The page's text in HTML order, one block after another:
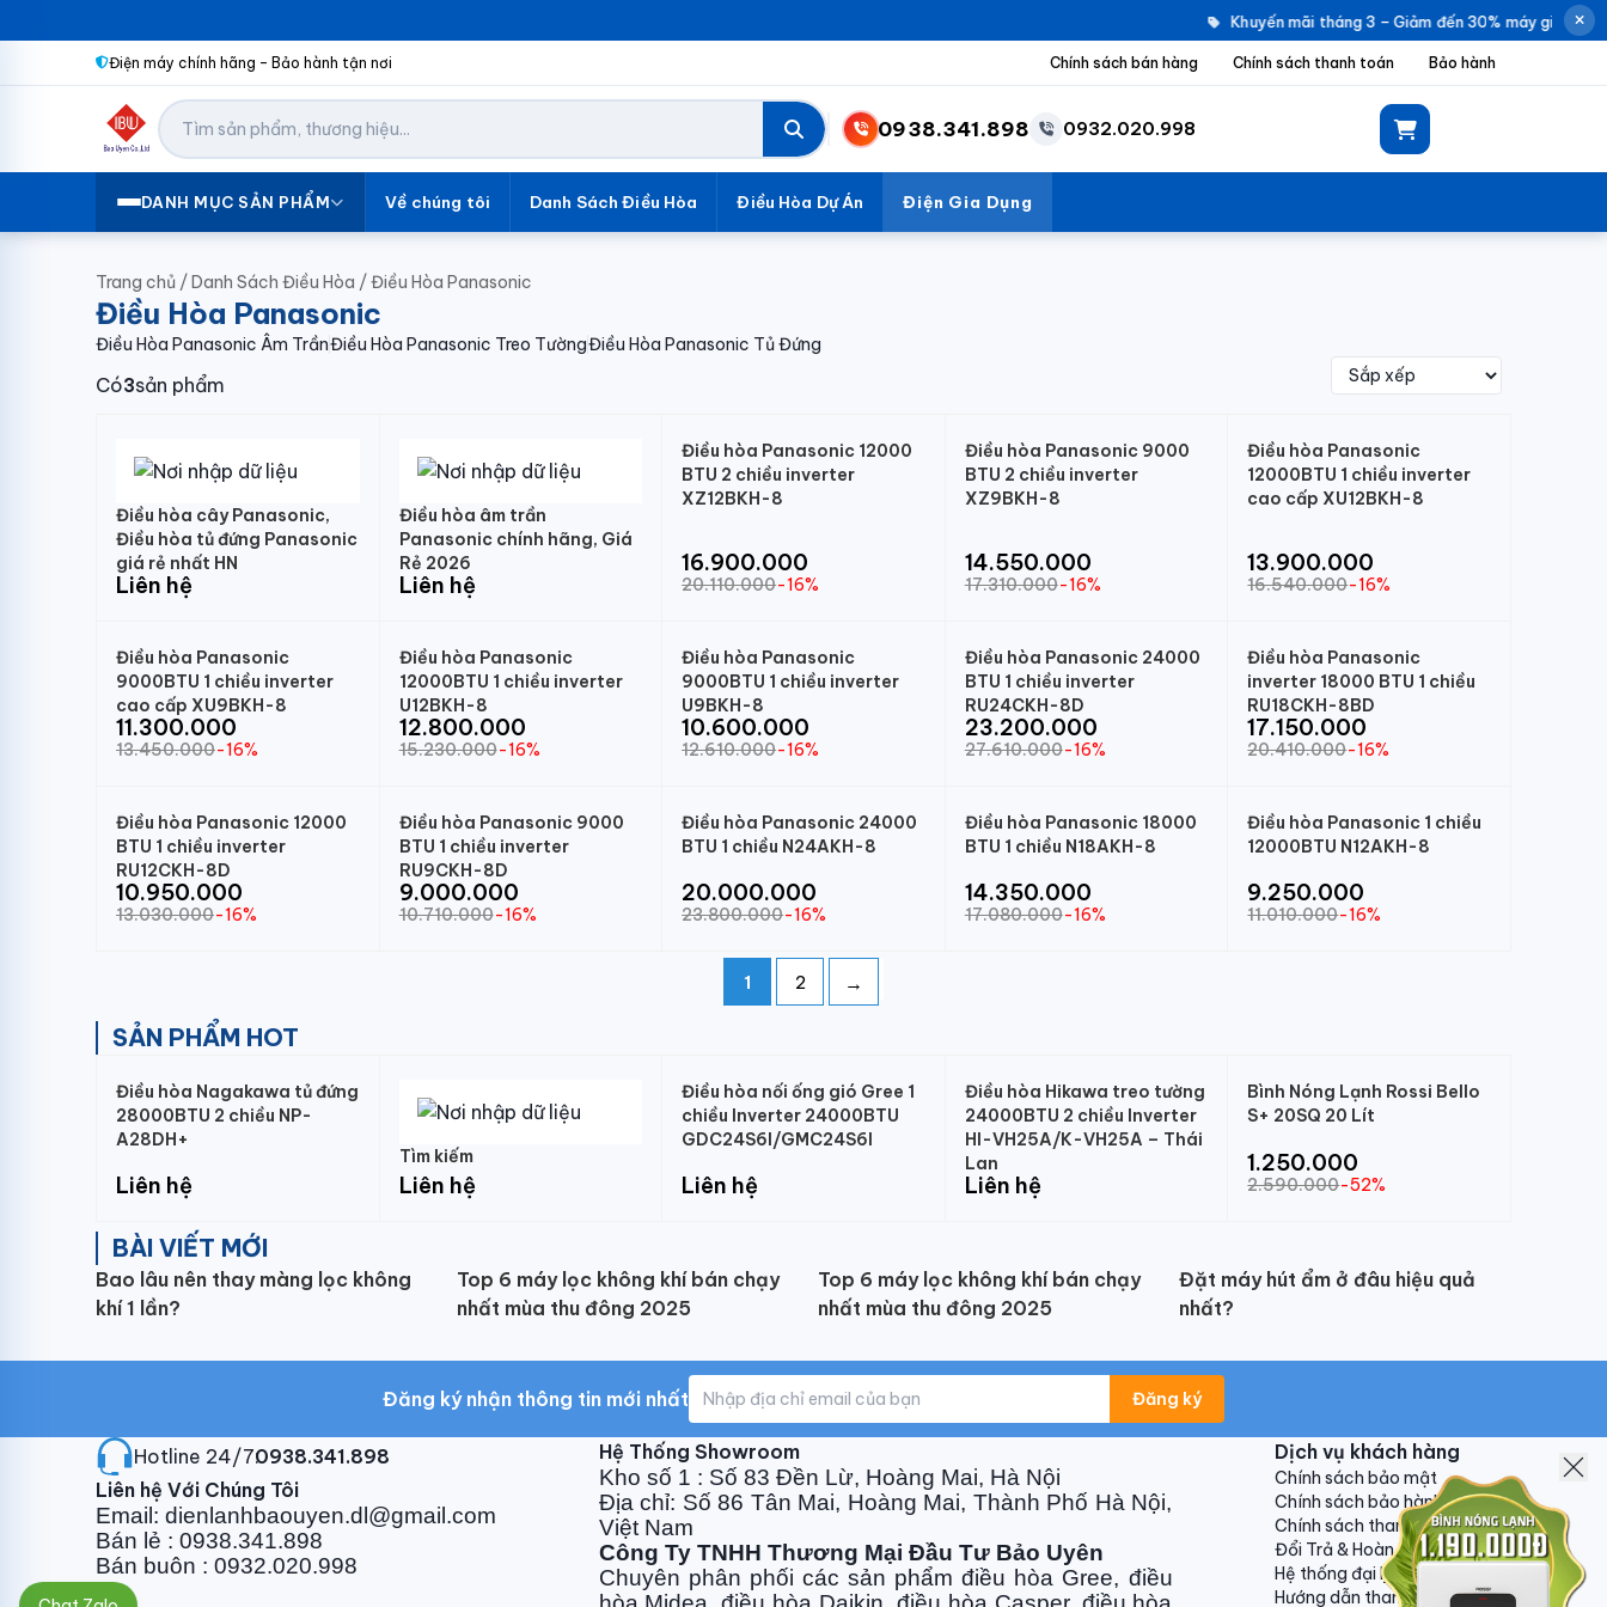
Khuyến mãi tháng 3 – Giảm đến 30% máy giặt
Điện máy chính hãng – Bảo hành tận nơi Chính sách bán hàng Chính sách thanh toán Bảo hành
0938.341.898 0932.020.998
DANH MỤC SẢN PHẨM Về chúng tôi Danh Sách Điều Hòa Điều Hòa Dự Án Điện Gia Dụng
Trang chủ /Danh Sách Điều Hòa /Điều Hòa Panasonic
Điều Hòa Panasonic
Điều Hòa Panasonic Âm TrầnĐiều Hòa Panasonic Treo TườngĐiều Hòa Panasonic Tủ Đứng
Có3sản phẩm
Điều hòa cây Panasonic,
Điều hòa tủ đứng Panasonic
giá rẻ nhất HN
Liên hệ
Điều hòa âm trần
Panasonic chính hãng, Giá
Rẻ 2026
Liên hệ
Điều hòa Panasonic 12000
BTU 2 chiều inverter
XZ12BKH-8
16.900.000
20.110.000-16%
Điều hòa Panasonic 9000
BTU 2 chiều inverter
XZ9BKH-8
14.550.000
17.310.000-16%
Điều hòa Panasonic
12000BTU 1 chiều inverter
cao cấp XU12BKH-8
13.900.000
16.540.000-16%
Điều hòa Panasonic
9000BTU 1 chiều inverter
cao cấp XU9BKH-8
11.300.000
13.450.000-16%
Điều hòa Panasonic
12000BTU 1 chiều inverter
U12BKH-8
12.800.000
15.230.000-16%
Điều hòa Panasonic
9000BTU 1 chiều inverter
U9BKH-8
10.600.000
12.610.000-16%
Điều hòa Panasonic 24000
BTU 1 chiều inverter
RU24CKH-8D
23.200.000
27.610.000-16%
Điều hòa Panasonic
inverter 18000 BTU 1 chiều
RU18CKH-8BD
17.150.000
20.410.000-16%
Điều hòa Panasonic 12000
BTU 1 chiều inverter
RU12CKH-8D
10.950.000
13.030.000-16%
Điều hòa Panasonic 9000
BTU 1 chiều inverter
RU9CKH-8D
9.000.000
10.710.000-16%
Điều hòa Panasonic 24000
BTU 1 chiều N24AKH-8
20.000.000
23.800.000-16%
Điều hòa Panasonic 18000
BTU 1 chiều N18AKH-8
14.350.000
17.080.000-16%
Điều hòa Panasonic 1 chiều
12000BTU N12AKH-8
9.250.000
11.010.000-16%
1 2 →
SẢN PHẨM HOT
Điều hòa Nagakawa tủ đứng
28000BTU 2 chiều NP-
A28DH+
Liên hệ
Tìm kiếm
Liên hệ
Điều hòa nối ống gió Gree 1
chiều Inverter 24000BTU
GDC24S6I/GMC24S6I
Liên hệ
Điều hòa Hikawa treo tường
24000BTU 2 chiều Inverter
HI-VH25A/K-VH25A – Thái
Lan
Liên hệ
Bình Nóng Lạnh Rossi Bello
S+ 20SQ 20 Lít
1.250.000
2.590.000-52%
BÀI VIẾT MỚI
Bao lâu nên thay màng lọc không
khí 1 lần?
Top 6 máy lọc không khí bán chạy
nhất mùa thu đông 2025
Top 6 máy lọc không khí bán chạy
nhất mùa thu đông 2025
Đặt máy hút ẩm ở đâu hiệu quả
nhất?
Đăng ký nhận thông tin mới nhất Đăng ký
Hotline 24/7:0938.341.898
Liên hệ Với Chúng Tôi
Email: dienlanhbaouyen.dl@gmail.com
Bán lẻ : 0938.341.898
Bán buôn : 0932.020.998
Hệ Thống Showroom
Kho số 1 : Số 83 Đền Lừ, Hoàng Mai, Hà Nội
Địa chỉ: Số 86 Tân Mai, Hoàng Mai, Thành Phố Hà Nội,
Việt Nam
Công Ty TNHH Thương Mại Đầu Tư Bảo Uyên
Chuyên phân phối các sản phẩm điều hòa Gree, điều
Dịch vụ khách hàng
Chính sách bảo mật
Chính sách bảo hành
Chính sách thanh toán
Đổi Trả & Hoàn Tiền
Hệ thống đại lý
Hướng dẫn thanh toán VNPAY